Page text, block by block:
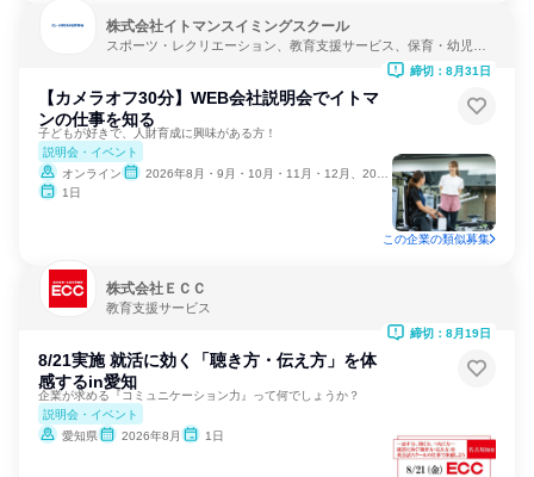
株式会社イトマンスイミングスクール
スポーツ・レクリエーション、教育支援サービス、保育・幼児教
【カメラオフ30分】WEB会社説明会でイトマ
ンの仕事を知る
子どもが好きで、人財育成に興味がある方！
説明会・イベント
オンライン
2026年8月・9月・10月・11月・12月、2027年1月
1日
締切：8月31日
この企業の類似募集
株式会社ＥＣＣ
教育支援サービス
8/21実施 就活に効く「聴き方・伝え方」を体
感するin愛知
企業が求める『コミュニケーション力』って何でしょうか？
説明会・イベント
愛知県
2026年8月 1日
締切：8月19日